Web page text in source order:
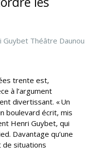
trente est,
à l’argument
divertissant. « Un
boulevard écrit, mis
Henri Guybet, qui
Davantage qu’une
situations